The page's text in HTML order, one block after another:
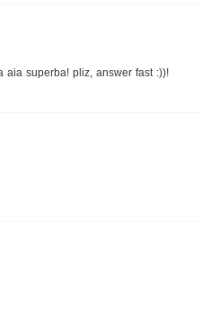
aia superba! pliz, answer fast :))!